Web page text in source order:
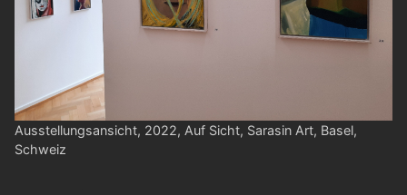
Ausstellungsansicht, 2022, Auf Sicht, Sarasin Art, Basel,
Schweiz